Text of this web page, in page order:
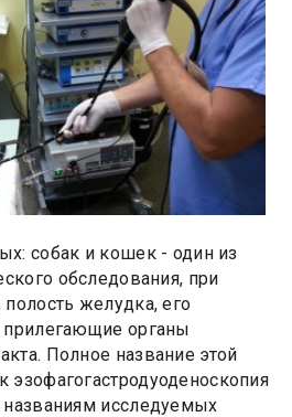
собак и кошек - один из
обследования, при
полость желудка, его
прилегающие органы
Полное название этой
эзофагогастродуоденоскопия
исследуемых